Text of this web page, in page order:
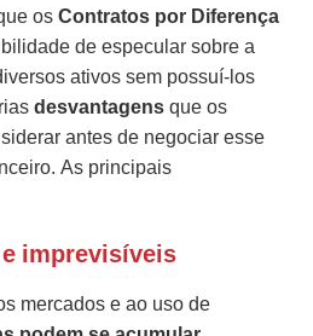
osContratos por Diferença
de especular sobre a
ativos sem possuí-los
desvantagensque os
antes de negociar esse
As principais
imprevisíveis
mercados e ao uso de